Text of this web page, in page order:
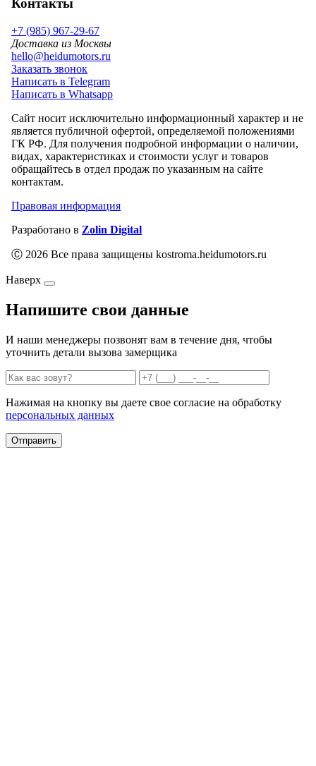
Контакты
+7 (985) 967-29-67
Доставка из Москвы
hello@heidumotors.ru
Заказать звонок
Написать в Telegram
Написать в Whatsapp
Сайт носит исключительно информационный характер и не
является публичной офертой, определяемой положениями
ГК РФ. Для получения подробной информации о наличии,
видах, характеристиках и стоимости услуг и товаров
обращайтесь в отдел продаж по указанным на сайте
контактам.
Правовая информация
Разработано в Zolin Digital
Ⓒ 2026 Все права защищены kostroma.heidumotors.ru
Наверх
Напишите свои данные
И наши менеджеры позвонят вам в течение дня, чтобы
уточнить детали вызова замерщика
Нажимая на кнопку вы даете свое согласие на обработку
персональных данных
Отправить